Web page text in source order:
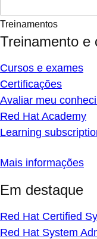
Treinamentos
Treinamento e
Cursos e exames
Certificações
Avaliar meu
Red Hat Academy
Learning
Mais informações
Em destaque
Red Hat Certified
Red Hat System